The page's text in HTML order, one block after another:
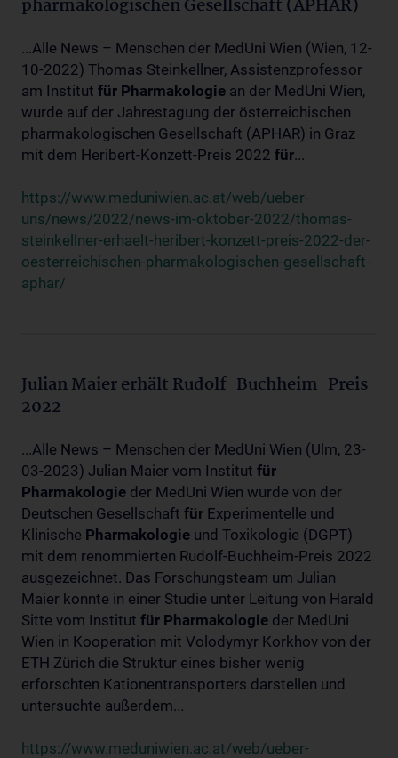
pharmakologischen Gesellschaft (APHAR)
...Alle News – Menschen der MedUni Wien (Wien, 12-
10-2022) Thomas Steinkellner, Assistenzprofessor
am Institut für Pharmakologie an der MedUni Wien,
wurde auf der Jahrestagung der österreichischen
pharmakologischen Gesellschaft (APHAR) in Graz
mit dem Heribert-Konzett-Preis 2022 für...
https://www.meduniwien.ac.at/web/ueber-
uns/news/2022/news-im-oktober-2022/thomas-
steinkellner-erhaelt-heribert-konzett-preis-2022-der-
oesterreichischen-pharmakologischen-gesellschaft-
aphar/
Julian Maier erhält Rudolf-Buchheim-Preis
2022
...Alle News – Menschen der MedUni Wien (Ulm, 23-
03-2023) Julian Maier vom Institut für
Pharmakologie der MedUni Wien wurde von der
Deutschen Gesellschaft für Experimentelle und
Klinische Pharmakologie und Toxikologie (DGPT)
mit dem renommierten Rudolf-Buchheim-Preis 2022
ausgezeichnet. Das Forschungsteam um Julian
Maier konnte in einer Studie unter Leitung von Harald
Sitte vom Institut für Pharmakologie der MedUni
Wien in Kooperation mit Volodymyr Korkhov von der
ETH Zürich die Struktur eines bisher wenig
erforschten Kationentransporters darstellen und
untersuchte außerdem...
https://www.meduniwien.ac.at/web/ueber-